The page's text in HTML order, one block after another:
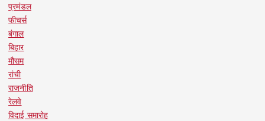
प्रमंडल
फीचर्स
बंगाल
बिहार
मौसम
रांची
राजनीति
रेलवे
विदाई समारोह